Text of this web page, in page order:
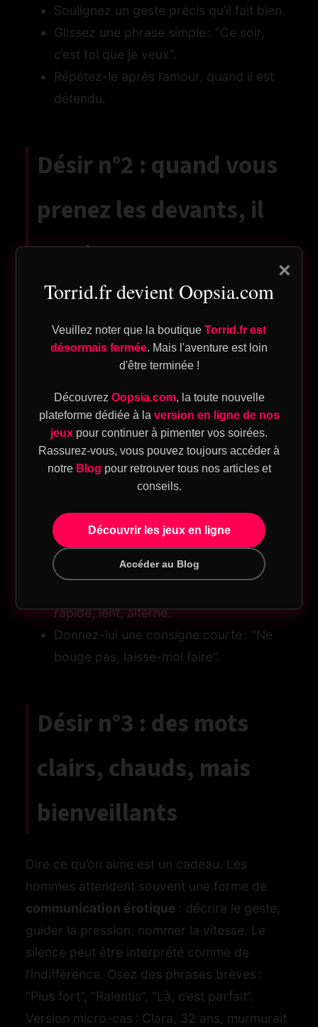
Soulignez un geste précis qu’il fait bien.
Glissez une phrase simple : “Ce soir,
c’est toi que je veux”.
Répétez-le après l’amour, quand il est
détendu.
Désir n°2 : quand vous
prenez les devants, il
respire
Ce n’est pas qu’une question d’égalité : c’est
une respiration dans la dynamique.
Beaucoup d’hommes rêvent que leur
partenaire lance l’instant, attrape la nuque,
décide du lieu, du moment. Une vraieprise
d’initiativeenvoie un message clair : “Je te
veux, maintenant”. Pas besoin d’un grand
show. Trois gestes suffisent : éteindre la
lumière, l’asseoir, poser un baiser lent… et
Programmez une “surprise minute” : 10
minutes chrono, zéro parole.
rapide, lent, alterné.
Donnez-lui une consigne courte : “Ne
bouge pas, laisse-moi faire”.
Désir n°3 : des mots
clairs, chauds, mais
bienveillants
Dire ce qu’on aime est un cadeau. Les
hommes attendent souvent une forme de
communication érotique : décrire le geste,
guider la pression, nommer la vitesse. Le
silence peut être interprété comme de
l’indifférence. Osez des phrases brèves :
“Plus fort”, “Ralentis”, “Là, c’est parfait”.
Version micro-cas : Clara, 32 ans, murmurait
×
Torrid.fr devient Oopsia.com
Veuillez noter que la boutique Torrid.fr est
désormais fermée. Mais l'aventure est loin
d'être terminée !
Découvrez Oopsia.com, la toute nouvelle
plateforme dédiée à la version en ligne de nos
jeux pour continuer à pimenter vos soirées.
Rassurez-vous, vous pouvez toujours accéder à
notre Blog pour retrouver tous nos articles et
conseils.
Découvrir les jeux en ligne
Accéder au Blog